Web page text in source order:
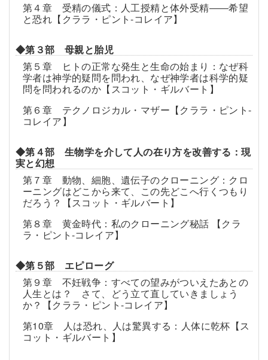
第４章 受精の儀式：人工授精と体外受精――希望
と恐れ【クララ・ピント-コレイア】
◆第３部 母親と胎児
第５章 ヒトの正常な発生と生命の始まり：なぜ科
学者は神学的疑問を問われ、なぜ神学者は科学的疑
問を問われるのか【スコット・ギルバート】
第６章 テクノロジカル・マザー【クララ・ピント-
コレイア】
◆第４部 生物学を介して人の在り方を改善する：現
実と幻想
第７章 動物、細胞、遺伝子のクローニング：クロ
ーニングはどこから来て、この先どこへ行くつもり
だろう？【スコット・ギルバート】
第８章 黄金時代：私のクローニング秘話 【クラ
ラ・ピント-コレイア】
◆第５部 エピローグ
第９章 不妊戦争：すべての望みがついえたあとの
人生とは？ さて、どう立て直していきましょう
か？【クララ・ピント-コレイア】
第10章 人は恐れ、人は驚異する：人体に乾杯【ス
コット・ギルバート】